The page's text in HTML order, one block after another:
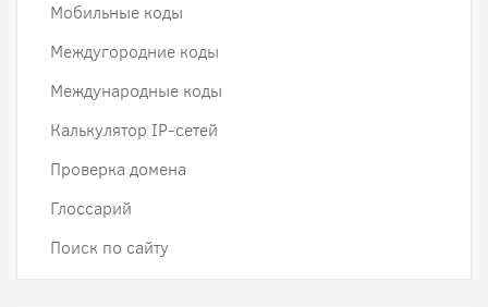
Мобильные коды
Междугородние коды
Международные коды
Калькулятор IP-сетей
Проверка домена
Глоссарий
Поиск по сайту